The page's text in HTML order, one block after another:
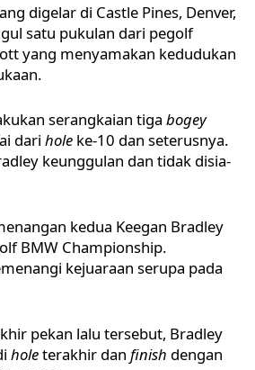
digelar di Castle Pines, Denver,
satu pukulan dari pegolf
yang menyamakan kedudukan
serangkaian tiga bogey
dari hole ke-10 dan seterusnya.
keunggulan dan tidak disia-
kedua Keegan Bradley
BMW Championship.
kejuaraan serupa pada
pekan lalu tersebut, Bradley
holeterakhir dan finish dengan